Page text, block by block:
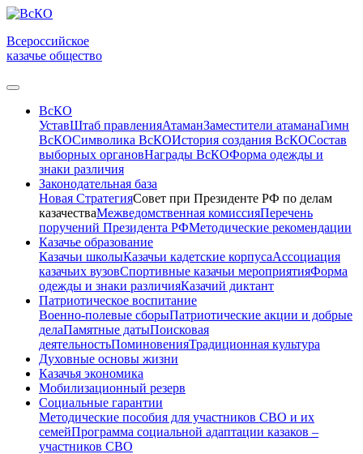
Всероссийское
казачье общество
ВсКО
УставШтаб правленияАтаманЗаместители атаманаГимн
ВсКОСимволика ВсКОИстория создания ВсКОСостав
выборных органовНаграды ВсКОФорма одежды и
знаки различия
Законодательная база
Новая СтратегияСовет при Президенте РФ по делам
казачестваМежведомственная комиссияПеречень
поручений Президента РФМетодические рекомендации
Казачье образование
Казачьи школыКазачьи кадетские корпусаАссоциация
казачьих вузовСпортивные казачьи мероприятияФорма
одежды и знаки различияКазачий диктант
Патриотическое воспитание
Военно-полевые сборыПатриотические акции и добрые
делаПамятные датыПоисковая
деятельностьПоминовенияТрадиционная культура
Духовные основы жизни
Казачья экономика
Мобилизационный резерв
Социальные гарантии
Методические пособия для участников СВО и их
семейПрограмма социальной адаптации казаков –
участников СВО